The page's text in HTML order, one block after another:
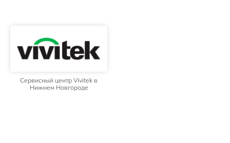
Сервисный центр Vivitek в
Нижнем Новгороде